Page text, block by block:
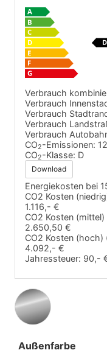
Verbrauch
Verbrauch
Verbrauch
Verbrauch
Verbrauch
CO2-Emissionen:
CO2-Klasse: D
Download
Energiekosten bei
CO2 Kosten
1.116,- €
CO2 Kosten (mittel)
2.650,50 €
CO2 Kosten (hoch)
4.092,- €
Jahressteuer: 90,-
Außenfarbe